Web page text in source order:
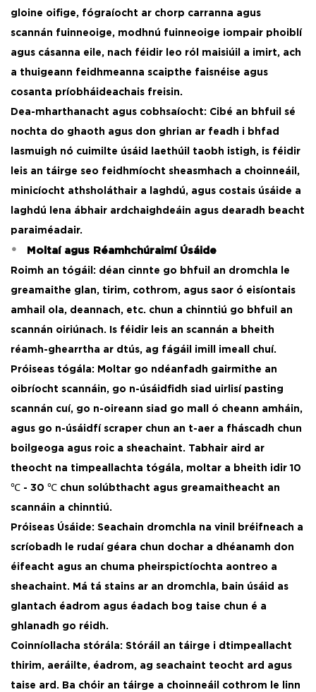
gloine oifige, fógraíocht ar chorp carranna agus
scannán fuinneoige, modhnú fuinneoige iompair phoiblí
agus cásanna eile, nach féidir leo ról maisiúil a imirt, ach
a thuigeann feidhmeanna scaipthe faisnéise agus
cosanta príobháideachais freisin.
Dea-mharthanacht agus cobhsaíocht: Cibé an bhfuil sé
nochta do ghaoth agus don ghrian ar feadh i bhfad
lasmuigh nó cuimilte úsáid laethúil taobh istigh, is féidir
leis an táirge seo feidhmíocht sheasmhach a choinneáil,
minicíocht athsholáthair a laghdú, agus costais úsáide a
laghdú lena ábhair ardchaighdeáin agus dearadh beacht
paraiméadair. ​
Moltaí agus Réamhchúraimí Úsáide
Roimh an tógáil: déan cinnte go bhfuil an dromchla le
greamaithe glan, tirim, cothrom, agus saor ó eisíontais
amhail ola, deannach, etc. chun a chinntiú go bhfuil an
scannán oiriúnach. Is féidir leis an scannán a bheith
réamh-ghearrtha ar dtús, ag fágáil imill imeall chuí. ​
Próiseas tógála: Moltar go ndéanfadh gairmithe an
oibríocht scannáin, go n-úsáidfidh siad uirlisí pasting
scannán cuí, go n-oireann siad go mall ó cheann amháin,
agus go n-úsáidfí scraper chun an t-aer a fháscadh chun
boilgeoga agus roic a sheachaint. Tabhair aird ar
theocht na timpeallachta tógála, moltar a bheith idir 10
℃ - 30 ℃ chun solúbthacht agus greamaitheacht an
scannáin a chinntiú. ​
Próiseas Úsáide: Seachain dromchla na vinil bréifneach a
scríobadh le rudaí géara chun dochar a dhéanamh don
éifeacht agus an chuma pheirspictíochta aontreo a
sheachaint. Má tá stains ar an dromchla, bain úsáid as
glantach éadrom agus éadach bog taise chun é a
ghlanadh go réidh.
Coinníollacha stórála: Stóráil an táirge i dtimpeallacht
thirim, aeráilte, éadrom, ag seachaint teocht ard agus
taise ard. Ba chóir an táirge a choinneáil cothrom le linn